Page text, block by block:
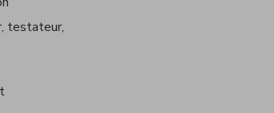
testateur,